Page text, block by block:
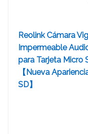
Reolink Cámara
Impermeable
para Tarjeta Micro
【Nueva
SD】